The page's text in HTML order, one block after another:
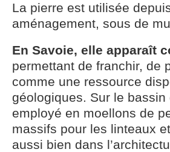
La pierre est utilisée
aménagement, sous de
En Savoie, elle apparaît
permettant de franchir, de
comme une ressource
géologiques. Sur le
employé en moellons de
massifs pour les linteaux
aussi bien dans